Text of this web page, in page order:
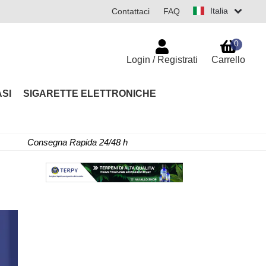
Italia
Contattaci FAQ
SIGARETTE ELETTRONICHE
Login / Registrati Carrello
0
Consegna Rapida 24/48 h